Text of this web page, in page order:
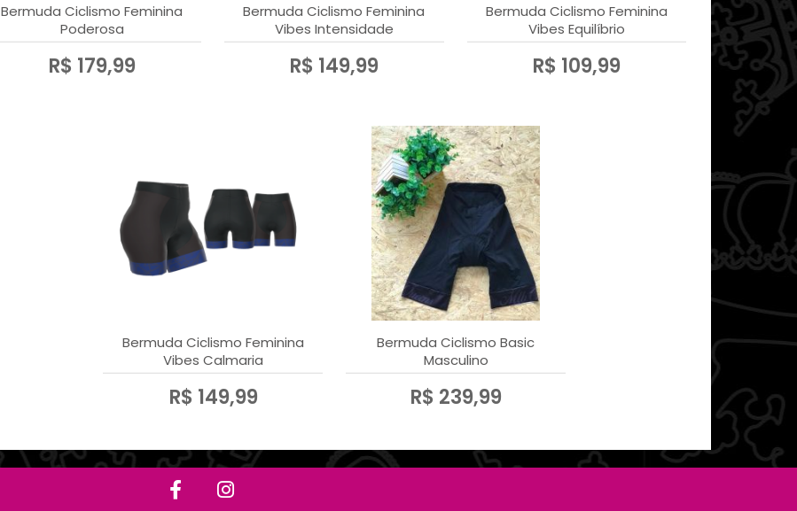
Bermuda Ciclismo Feminina
Poderosa
R$ 179,99
Bermuda Ciclismo Feminina
Vibes Intensidade
R$ 149,99
Bermuda Ciclismo Feminina
Vibes Equilíbrio
R$ 109,99
Bermuda Ciclismo Feminina
Vibes Calmaria
R$ 149,99
Bermuda Ciclismo Basic
Masculino
R$ 239,99